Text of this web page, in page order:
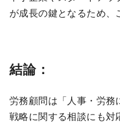
が成長の鍵となるため、
結論：
労務顧問は「人事・労
戦略に関する相談にも